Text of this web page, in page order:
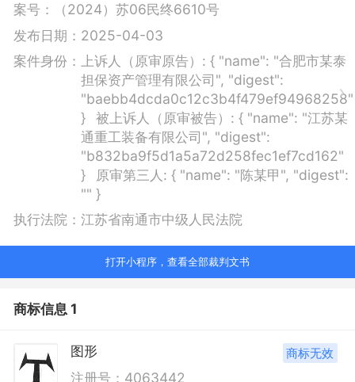
案号：
（2024）苏06民终6610号
发布日期： 2025-04-03
案件身份：
上诉人（原审原告）: { "name": "合肥市某泰
担保资产管理有限公司", "digest":
"baebb4dcda0c12c3b4f479ef94968258"
}
被上诉人（原审被告）: { "name": "江苏某
通重工装备有限公司", "digest":
"b832ba9f5d1a5a72d258fec1ef7cd162"
}
原审第三人: { "name": "陈某甲", "digest":
"" }
执行法院： 江苏省南通市中级人民法院
打开小程序，查看全部裁判文书
商标信息 1
图形 商标无效
注册号：4063442